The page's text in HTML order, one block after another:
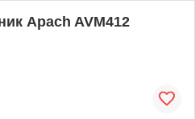
Apach AVM412